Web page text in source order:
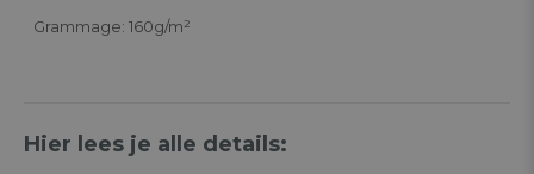
Grammage: 160g/m²
Hier lees je alle details: